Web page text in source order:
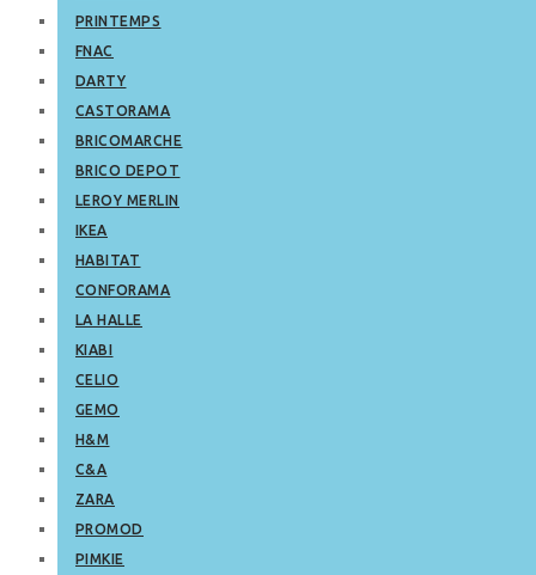
PRINTEMPS
FNAC
DARTY
CASTORAMA
BRICOMARCHE
BRICO DEPOT
LEROY MERLIN
IKEA
HABITAT
CONFORAMA
LA HALLE
KIABI
CELIO
GEMO
H&M
C&A
ZARA
PROMOD
PIMKIE